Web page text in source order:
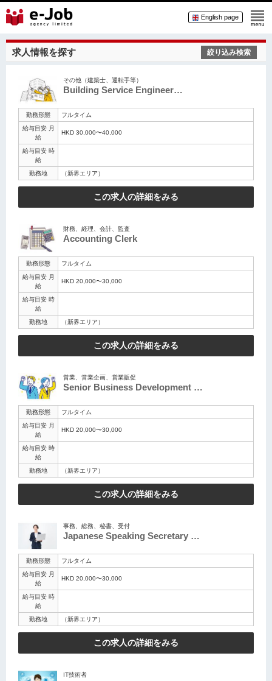
English page
求人情報を探す 絞り込み検索
その他（建築士、運転手等）
Building Service Engineer…
勤務形態
フルタイム
給与目安 月
給
HKD 30,000〜40,000
給与目安 時
給
勤務地
（新界エリア）
この求人の詳細をみる
財務、経理、会計、監査
Accounting Clerk
勤務形態
フルタイム
給与目安 月
給
HKD 20,000〜30,000
給与目安 時
給
勤務地
（新界エリア）
この求人の詳細をみる
営業、営業企画、営業販促
Senior Business Development …
勤務形態
フルタイム
給与目安 月
給
HKD 20,000〜30,000
給与目安 時
給
勤務地
（新界エリア）
この求人の詳細をみる
事務、総務、秘書、受付
Japanese Speaking Secretary …
勤務形態
フルタイム
給与目安 月
給
HKD 20,000〜30,000
給与目安 時
給
勤務地
（新界エリア）
この求人の詳細をみる
IT技術者